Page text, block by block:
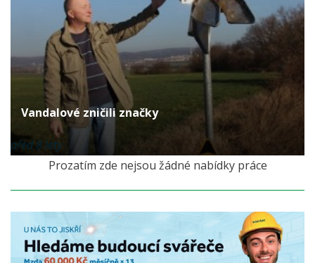
Vandalové zničili značky
před 8 lety
Prozatím zde nejsou žádné nabídky práce